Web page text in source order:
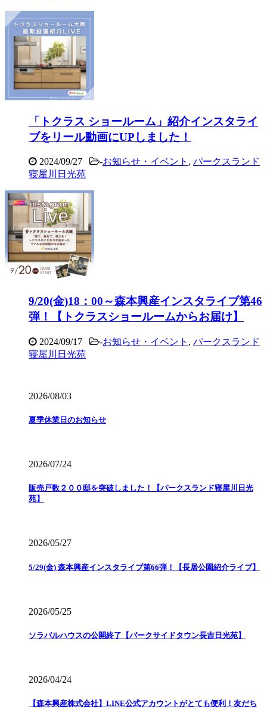
「トクラス ショールーム」紹介インスタライ
ブをリール動画にUPしました！
2024/09/27 -お知らせ・イベント , パークスランド
寝屋川日光苑
9/20(金)18：00～森本興産インスタライブ第46
弾！【トクラスショールームからお届け】
2024/09/17 -お知らせ・イベント , パークスランド
寝屋川日光苑
2026/08/03
夏季休業日のお知らせ
2026/07/24
販売戸数２００邸を突破しました！【パークスランド寝屋川日光
苑】
2026/05/27
5/29(金) 森本興産インスタライブ第66弾！【長居公園紹介ライブ】
2026/05/25
ソラバルハウスの公開終了【パークサイドタウン長吉日光苑】
2026/04/24
【森本興産株式会社】LINE公式アカウントがとても便利！友だち